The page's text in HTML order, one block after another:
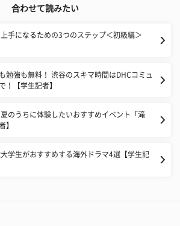
合わせて読みたい
手になるための3つのステップ＜初級編＞
勉強も無料！ 渋谷のスキマ時間はDHCコミュ
！【学生記者】
のうちに体験したいおすすめイベント「滝
】
学生がおすすめする海外ドラマ4選【学生記